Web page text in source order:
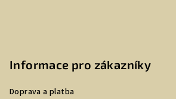
Informace pro zákazníky
Doprava a platba